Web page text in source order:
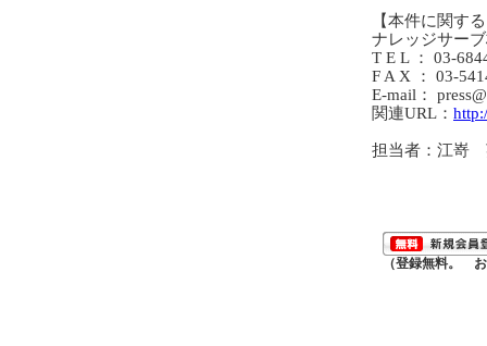
【本件に関す
ナレッジサー
T E L ： 03-
F A X ： 03-
E-mail：
関連URL：
担当者：江嵜
（登録無料。